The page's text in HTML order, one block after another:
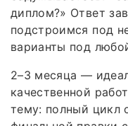
диплом?» Ответ
подстроимся под
варианты под
2–3 месяца —
качественной
тему: полный цикл